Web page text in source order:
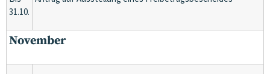
31.10.
November